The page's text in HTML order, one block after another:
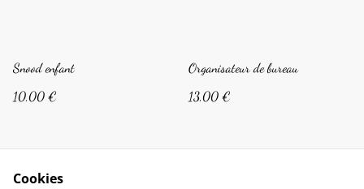
Snood enfant
10,00 €
Organisateur de bureau
13,00 €
Cookies